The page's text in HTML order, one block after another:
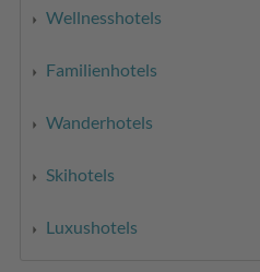
Wellnesshotels
Familienhotels
Wanderhotels
Skihotels
Luxushotels